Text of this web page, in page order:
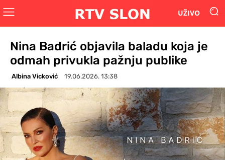
UŽIVO
Nina Badrić objavila baladu koja je
odmah privukla pažnju publike
Albina Vicković 19.06.2026. 13:38